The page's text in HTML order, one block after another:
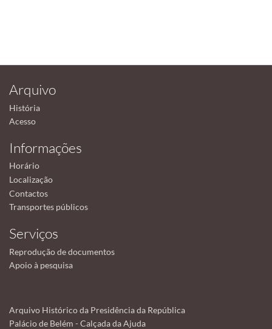
Arquivo
História
Acesso
Informações
Horário
Localização
Contactos
Transportes públicos
Serviços
Reprodução de documentos
Apoio à pesquisa
Arquivo Histórico da Presidência da República
Palácio de Belém - Calçada da Ajuda